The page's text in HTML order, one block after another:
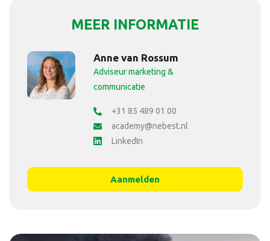
MEER INFORMATIE
Anne van Rossum
Adviseur marketing &
communicatie
+31 85 489 01 00
academy@nebest.nl
LinkedIn
Aanmelden